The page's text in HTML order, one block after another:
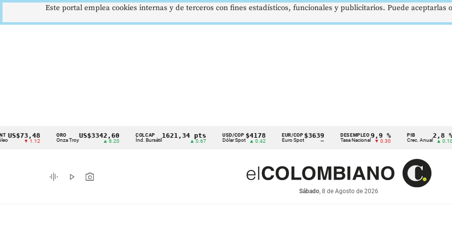
Cintillo
indicadores
económicos
▼ 1.12
ORO
Onza Troy
US$3342,60 COLCAP
Índ. Bursátil
1621,34 pts USD/COP
Dólar Spot
$4178
▲ 0.42
EUR/COP
Euro Spot
$3639
—
DESEMPLEO
Tasa Nacional
9,9 %
▼ 0.30
PIB
Crec. Anual
2,8 %
▲ 0.10
graphic_eq play_arrow photo_camera
Sábado, 8 de Agosto de 2026
Este portal emplea cookies internas y de terceros con fines estadísticos, funcionales y publicitarios. Puede aceptarlas